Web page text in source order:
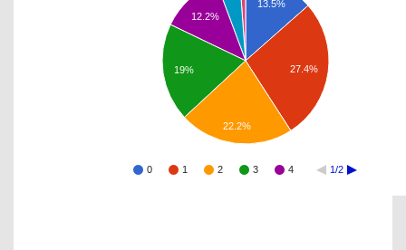
0 1 2 3 4 1/2
13.5%
27.4%
12.2%
19%
22.2%